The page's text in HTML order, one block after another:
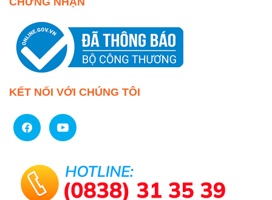
KẾT NỐI VỚI CHÚNG TÔI